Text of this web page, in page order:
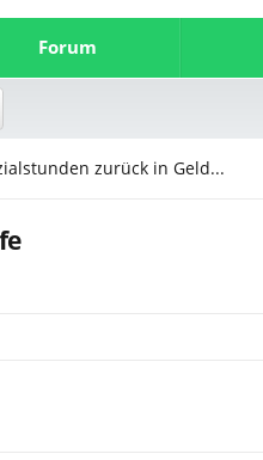
Forum
zurück in Geld...